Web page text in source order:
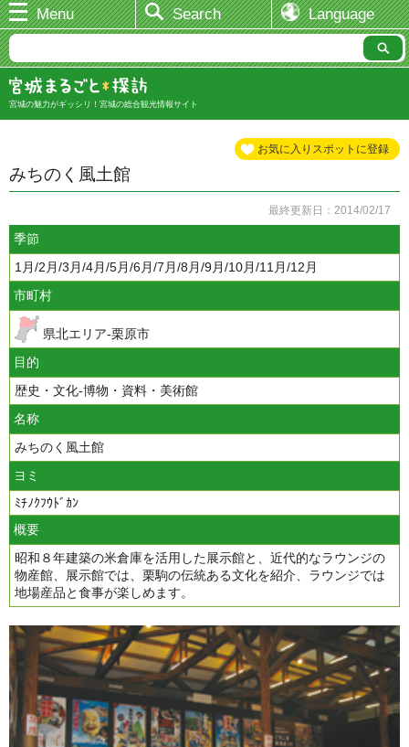
Menu Search Language
宮城の魅力がギッシリ！宮城の総合観光情報サイト
お気に入りスポットに登録
みちのく風土館
最終更新日：2014/02/17
季節
1月/2月/3月/4月/5月/6月/7月/8月/9月/10月/11月/12月
市町村
県北エリア-栗原市
目的
歴史・文化-博物・資料・美術館
名称
みちのく風土館
ヨミ
ﾐﾁﾉｸﾌｳﾄﾞｶﾝ
概要
昭和８年建築の米倉庫を活用した展示館と、近代的なラウンジの
物産館、展示館では、栗駒の伝統ある文化を紹介、ラウンジでは
地場産品と食事が楽しめます。